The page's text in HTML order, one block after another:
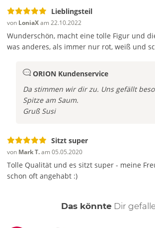
Lieblingsteil
von LoniaXam 22.10.2022
Wunderschön, macht eine tolle Figur und
was anderes, als immer nur rot, weiß und
ORION Kundenservice
Da stimmen wir dir zu. Uns gefällt
Spitze am Saum.
GrußSusi
Sitzt super
von Mark T.am 05.05.2020
Tolle Qualität und es sitzt super - meine
schon oft angehabt :)
Das könnte Dir auch